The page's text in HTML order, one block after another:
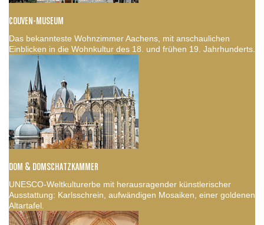
COUVEN-MUSEUM
Das bekannteste Wohnzimmer Aachens, mit anschaulichen
Einblicken in die Wohnkultur des 18. und frühen 19. Jahrhunderts.
DOM & DOMSCHATZKAMMER
UNESCO-Weltkulturerbe mit herausragender künstlerischer
Ausstattung: Karlsschrein, aufwändigen Mosaiken, einer goldenen
Altartafel.